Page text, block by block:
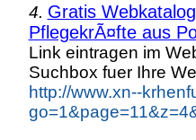
4. Gratis
PflegekrÃ¤fte aus
Link eintragen im
Suchbox fuer Ihre
http://www.xn--